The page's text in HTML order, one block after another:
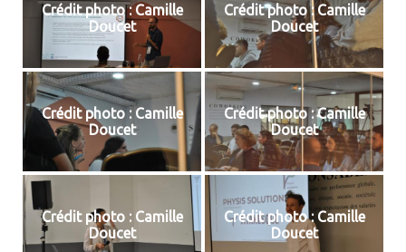
Crédit photo : Camille
Doucet
Crédit photo : Camille
Doucet
Crédit photo : Camille
Doucet
Crédit photo : Camille
Doucet
Crédit photo : Camille
Doucet
Crédit photo : Camille
Doucet